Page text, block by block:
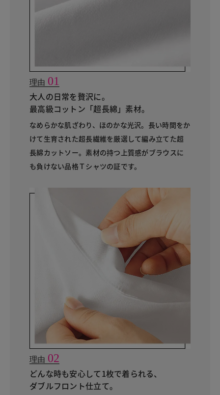
理由 01
大人の日常を贅沢に。
最高級コットン「超長綿」素材。
なめらかな肌ざわり、ほのかな光沢。長い時間をか
けて生育された超長繊維を厳選して編み立てた超
長綿カットソー。素材の持つ上質感がブラウスに
も負けない品格Ｔシャツの証です。
理由 02
どんな時も安心して1枚で着られる、
ダブルフロント仕立て。